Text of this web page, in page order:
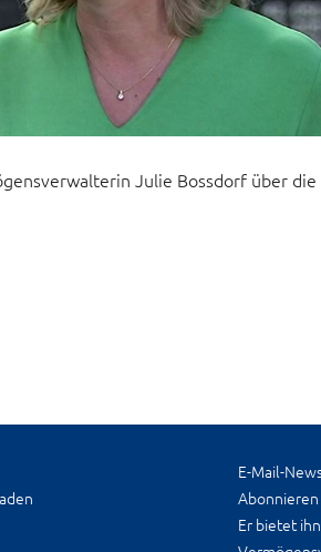
Julie Bossdorf über die
E-Mail-
Er bietet